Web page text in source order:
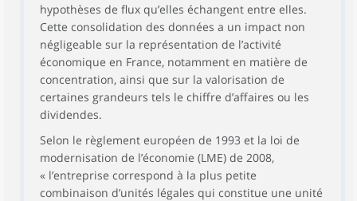
hypothèses de flux qu’elles échangent entre elles.
Cette consolidation des données a un impact non
négligeable sur la représentation de l’activité
économique en France, notamment en matière de
concentration, ainsi que sur la valorisation de
certaines grandeurs tels le chiffre d’affaires ou les
dividendes.
Selon le règlement européen de 1993 et la loi de
modernisation de l’économie (LME) de 2008,
« l’entreprise correspond à la plus petite
combinaison d’unités légales qui constitue une unité